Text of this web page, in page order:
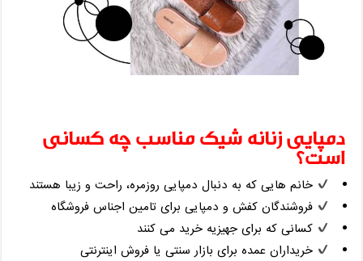
دمپایی زنانه شیک مناسب چه کسانی
است؟
خانم ‌هایی که به دنبال دمپایی روزمره، راحت و زیبا هستند
فروشندگان کفش و دمپایی برای تامین اجناس فروشگاه
کسانی که برای جهیزیه خرید می ‌کنند
خریداران عمده برای بازار سنتی یا فروش اینترنتی